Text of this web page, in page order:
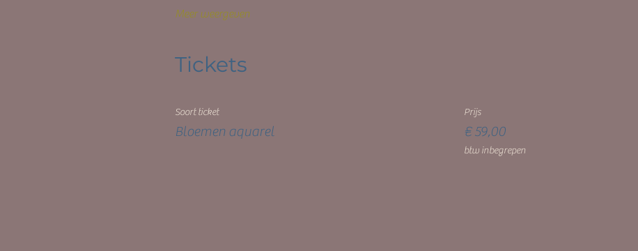
Meer weergeven
Tickets
Soort ticket
Bloemen aquarel
Prijs
€ 59,00
btw inbegrepen